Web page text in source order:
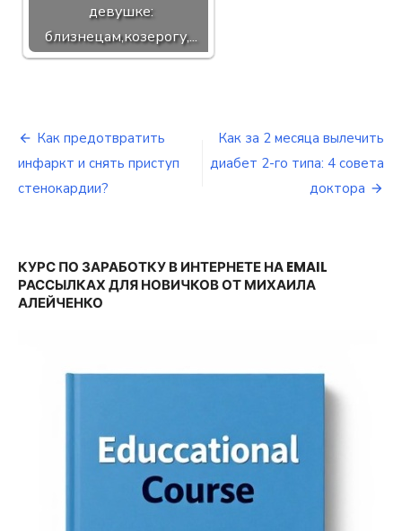
девушке:
близнецам,козерогу,...
Навигация
по
Как предотвратить
инфаркт и снять приступ
стенокардии?
Как за 2 месяца вылечить
диабет 2-го типа: 4 совета
доктора
КУРС ПО ЗАРАБОТКУ В ИНТЕРНЕТЕ НА EMAIL
РАССЫЛКАХ ДЛЯ НОВИЧКОВ ОТ МИХАИЛА
АЛЕЙЧЕНКО